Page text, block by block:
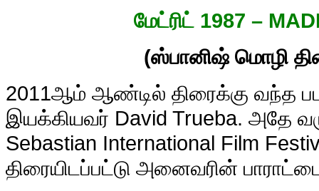
மேட்ரிட் 1987 –
(ஸ்பானிஷ் மொழி
2011ஆம் ஆண்டில் திரைக்கு வந்த
இயக்கியவர் David Trueba. அதே
Sebastian International Film
திரையிடப்பட்டு அனைவரின்